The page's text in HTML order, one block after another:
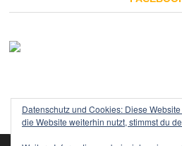
Datenschutz und Cookies: Diese
die Website weiterhin nutzt, stimmst du